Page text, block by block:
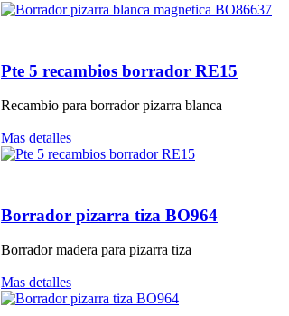
Pte 5 recambios borrador RE15
Recambio para borrador pizarra blanca
Mas detalles
Borrador pizarra tiza BO964
Borrador madera para pizarra tiza
Mas detalles